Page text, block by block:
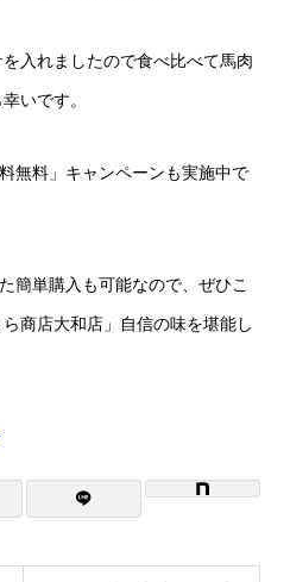
入れましたので食べ比べて馬肉
いです。
無料」キャンペーンも実施中で
簡単購入も可能なので、ぜひこ
商店大和店」自信の味を堪能し